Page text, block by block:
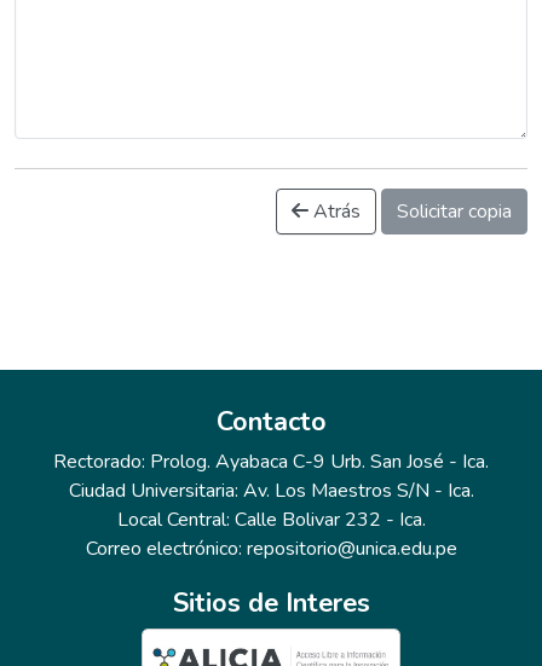
Atrás Solicitar copia
Contacto
Rectorado: Prolog. Ayabaca C-9 Urb. San José - Ica.
Ciudad Universitaria: Av. Los Maestros S/N - Ica.
Local Central: Calle Bolivar 232 - Ica.
Correo electrónico: repositorio@unica.edu.pe
Sitios de Interes